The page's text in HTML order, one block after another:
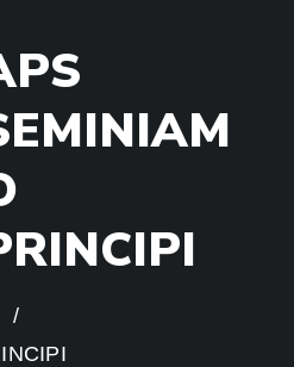
PS
EMINIAM
RINCIPI